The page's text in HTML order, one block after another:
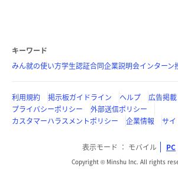
キーワード
みん就の使い方学生認証合同企業説明会インターン
利用規約 掲示板ガイドライン ヘルプ 広告掲載
プライバシーポリシー
外部送信ポリシー
カスタマーハラスメントポリシー
企業情報 サ
表示モード モバイル PC
Copyright © Minshu Inc. All rights